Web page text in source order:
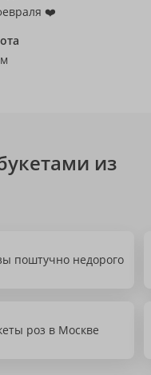
❤️
из
поштучно недорого
роз в Москве